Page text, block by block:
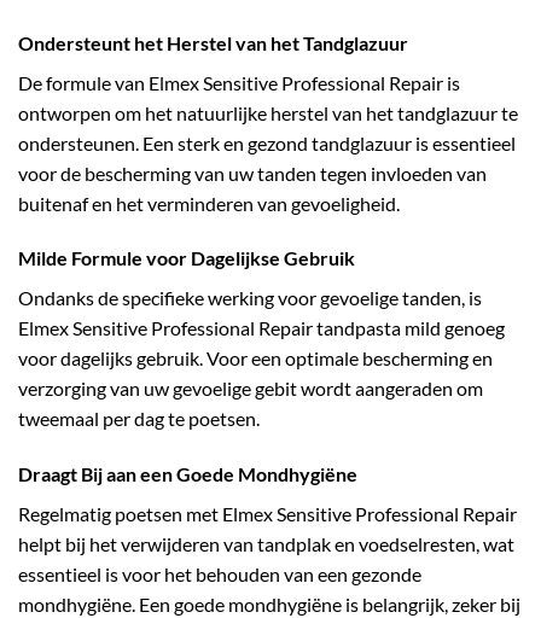
Ondersteunt het Herstel van het Tandglazuur
De formule van Elmex Sensitive Professional Repair is
ontworpen om het natuurlijke herstel van het tandglazuur te
ondersteunen. Een sterk en gezond tandglazuur is essentieel
voor de bescherming van uw tanden tegen invloeden van
buitenaf en het verminderen van gevoeligheid.
Milde Formule voor Dagelijkse Gebruik
Ondanks de specifieke werking voor gevoelige tanden, is
Elmex Sensitive Professional Repair tandpasta mild genoeg
voor dagelijks gebruik. Voor een optimale bescherming en
verzorging van uw gevoelige gebit wordt aangeraden om
tweemaal per dag te poetsen.
Draagt Bij aan een Goede Mondhygiëne
Regelmatig poetsen met Elmex Sensitive Professional Repair
helpt bij het verwijderen van tandplak en voedselresten, wat
essentieel is voor het behouden van een gezonde
mondhygiëne. Een goede mondhygiëne is belangrijk, zeker bij